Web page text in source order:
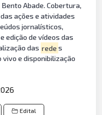
Abade. Cobertura,
ações e atividades
jornalísticos,
edição de vídeos das
das rede s
e disponibilização
Edital